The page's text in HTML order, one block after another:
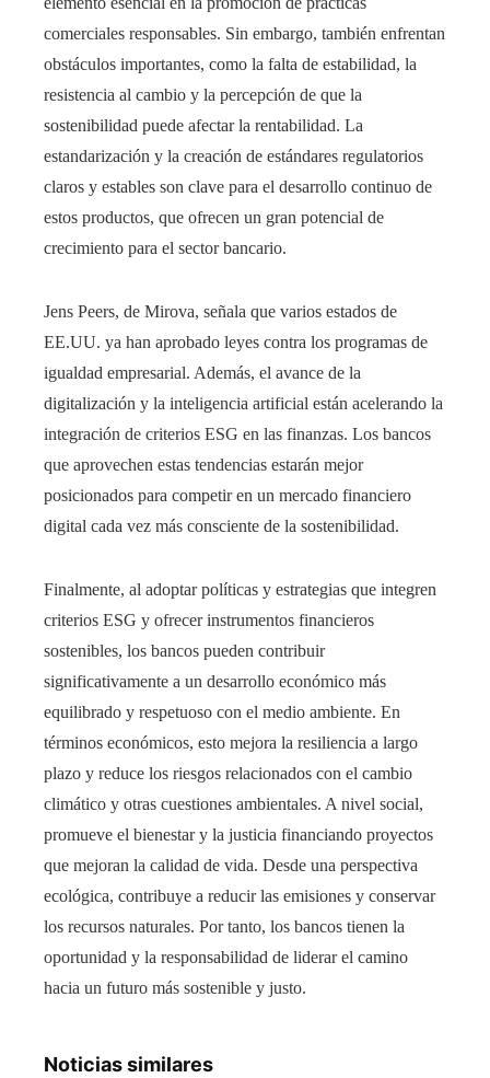
comerciales responsables. Sin embargo, también enfrentan
obstáculos importantes, como la falta de estabilidad, la
resistencia al cambio y la percepción de que la
sostenibilidad puede afectar la rentabilidad. La
estandarización y la creación de estándares regulatorios
claros y estables son clave para el desarrollo continuo de
estos productos, que ofrecen un gran potencial de
crecimiento para el sector bancario.
Jens Peers, de Mirova, señala que varios estados de
EE.UU. ya han aprobado leyes contra los programas de
igualdad empresarial. Además, el avance de la
digitalización y la inteligencia artificial están acelerando la
integración de criterios ESG en las finanzas. Los bancos
que aprovechen estas tendencias estarán mejor
posicionados para competir en un mercado financiero
digital cada vez más consciente de la sostenibilidad.
Finalmente, al adoptar políticas y estrategias que integren
criterios ESG y ofrecer instrumentos financieros
sostenibles, los bancos pueden contribuir
significativamente a un desarrollo económico más
equilibrado y respetuoso con el medio ambiente. En
términos económicos, esto mejora la resiliencia a largo
plazo y reduce los riesgos relacionados con el cambio
climático y otras cuestiones ambientales. A nivel social,
promueve el bienestar y la justicia financiando proyectos
que mejoran la calidad de vida. Desde una perspectiva
ecológica, contribuye a reducir las emisiones y conservar
los recursos naturales. Por tanto, los bancos tienen la
oportunidad y la responsabilidad de liderar el camino
hacia un futuro más sostenible y justo.
Noticias similares